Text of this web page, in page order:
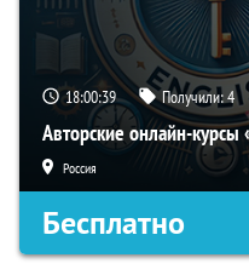
18:00:38 Получили:4
Авторские онлайн-курсы
Россия
Бесплатно